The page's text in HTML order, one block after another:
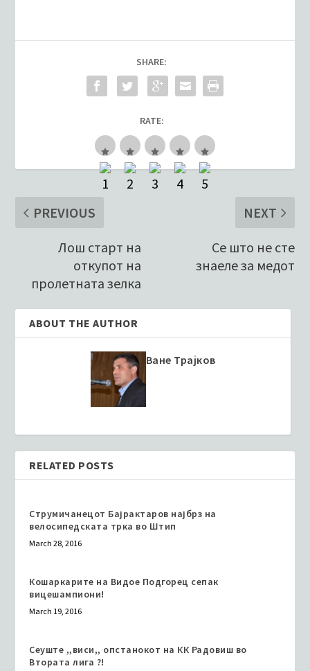
SHARE:
RATE:
PREVIOUS
Лош старт на
откупот на
пролетната зелка
NEXT
Се што не сте
знаеле за медот
ABOUT THE AUTHOR
Ване Трајков
RELATED POSTS
Струмичанецот Бајрактаров најбрз на
велосипедската трка во Штип
March 28, 2016
Кошаркарите на Видое Подгорец сепак
вицешампиони!
March 19, 2016
Сеуште ,,виси,, опстанокот на КК Радовиш во
Втората лига ?!